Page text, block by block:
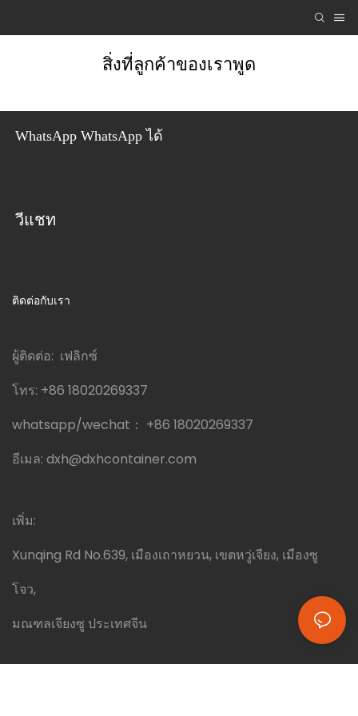
สิ่งที่ลูกค้าของเราพูด
WhatsApp WhatsApp ได้
วีแชท
ติดต่อกับเรา
ผู้ติดต่อ: เฟลิกซ์
โทร: +86 18020269337
whatsapp/wechat： +86 18020269337
อีเมล: dxh@dxhcontainer.com
เพิ่ม:
Xunqing Rd No.639, เมืองเถาหยวน, เขตหวู่เจียง, เมืองซู
โจว,
มณฑลเจียงซู ประเทศจีน